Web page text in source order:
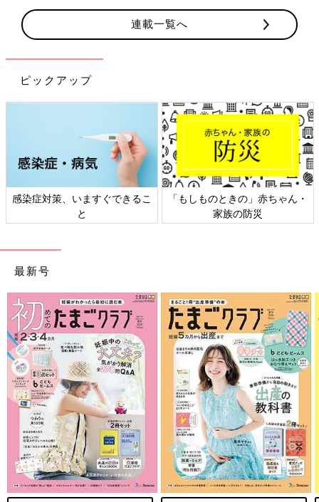
連載一覧へ
ピックアップ
感染症対策、いますぐできるこ
と
「もしものときの」赤ちゃん・
家族の防災
最新号